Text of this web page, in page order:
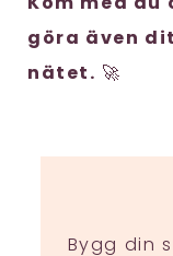
göra även
nätet. 🚀
Bygg din